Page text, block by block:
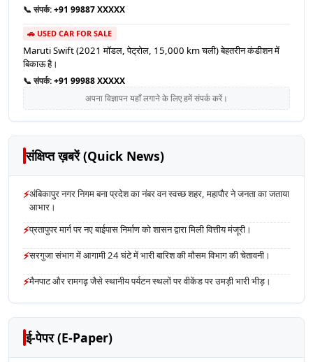
📞 संपर्क:+91 99887 XXXXX
🚗 USED CAR FOR SALE
Maruti Swift (2021 मॉडल, पेट्रोल, 15,000 km चली) बेहतरीन कंडीशन में
बिकाऊ है।
📞 संपर्क:+91 99988 XXXXX
अपना विज्ञापन यहाँ लगाने के लिए हमें संपर्क करें।
संक्षिप्त ख़बरें (Quick News)
⚡अंबिकापुर नगर निगम बना प्रदेश का नंबर वन स्वच्छ शहर, महापौर ने जनता का जताया
आभार।
⚡प्रतापुपर मार्ग पर नए बाईपास निर्माण को शासन द्वारा मिली वित्तीय मंजूरी।
⚡सरगुजा संभाग में आगामी 24 घंटे में भारी बारिश की मौसम विभाग की चेतावनी।
⚡मैनपाट और रामगढ़ जैसे स्थानीय पर्यटन स्थलों पर वीकेंड पर उमड़ी भारी भीड़।
ई-पेपर (E-Paper)